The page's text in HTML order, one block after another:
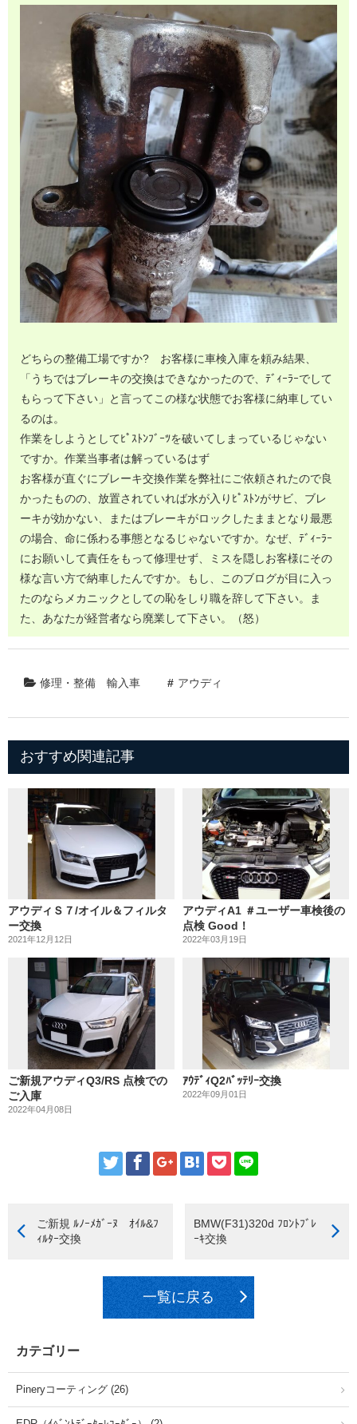
どちらの整備工場ですか? お客様に車検入庫を頼み結果、
「うちではブレーキの交換はできなかったので、ﾃﾞｨｰﾗｰでして
もらって下さい」と言ってこの様な状態でお客様に納車してい
るのは。
作業をしようとしてﾋﾟｽﾄﾝﾌﾞｰﾂを破いてしまっているじゃない
ですか。作業当事者は解っているはず
お客様が直ぐにブレーキ交換作業を弊社にご依頼されたので良
かったものの、放置されていれば水が入りﾋﾟｽﾄﾝがサビ、ブレ
ーキが効かない、またはブレーキがロックしたままとなり最悪
の場合、命に係わる事態となるじゃないですか。なぜ、ﾃﾞｨｰﾗｰ
にお願いして責任をもって修理せず、ミスを隠しお客様にその
様な言い方で納車したんですか。もし、このブログが目に入っ
たのならメカニックとしての恥をしり職を辞して下さい。ま
た、あなたが経営者なら廃業して下さい。（怒）
修理・整備 輸入車 アウディ
おすすめ関連記事
アウディＳ７/オイル＆フィルタ
ー交換
2021年12月12日
アウディA1 ＃ユーザー車検後の
点検 Good！
2022年03月19日
ご新規アウディQ3/RS 点検での
ご入庫
2022年04月08日
ｱｳﾃﾞｨQ2ﾊﾞｯﾃﾘｰ交換
2022年09月01日
ご新規 ﾙﾉｰﾒｶﾞｰﾇ ｵｲﾙ&ﾌ
ｨﾙﾀｰ交換
BMW(F31)320d ﾌﾛﾝﾄﾌﾞﾚ
ｰｷ交換
一覧に戻る
カテゴリー
Pineryコーティング (26)